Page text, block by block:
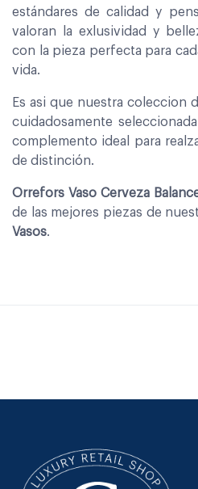
estándares de calidad y
valoran la exlusividad y
con la pieza perfecta para
vida.
Es asi que nuestra coleccion
cuidadosamente
complemento ideal para
de distinción.
Orrefors Vaso Cerveza
de las mejores piezas de
Vasos.